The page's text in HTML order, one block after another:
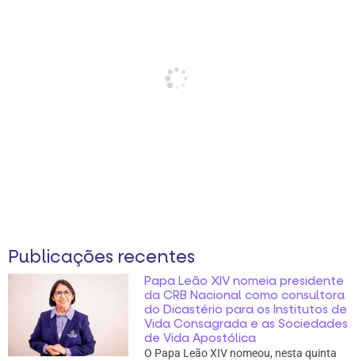
Publicações recentes
Papa Leão XIV nomeia presidente
da CRB Nacional como consultora
do Dicastério para os Institutos de
Vida Consagrada e as Sociedades
de Vida Apostólica
O Papa Leão XIV nomeou, nesta quinta